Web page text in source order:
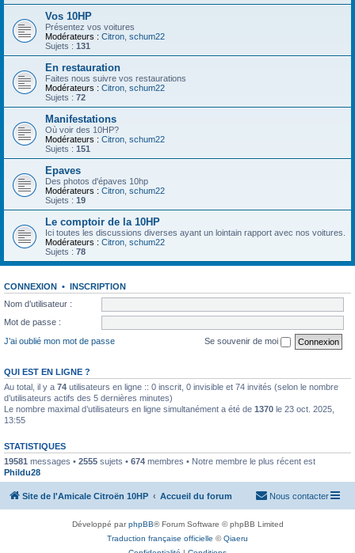
Vos 10HP
Présentez vos voitures
Modérateurs : Citron schum22
Sujets : 131
En restauration
Faites nous suivre vos restaurations
Modérateurs : Citron schum22
Sujets : 72
Manifestations
Où voir des 10HP?
Modérateurs : Citron schum22
Sujets : 151
Epaves
Des photos d'épaves 10hp
Modérateurs : Citron schum22
Sujets : 19
Le comptoir de la 10HP
Ici toutes les discussions diverses ayant un lointain rapport avec nos voitures.
Modérateurs : Citron schum22
Sujets : 78
CONNEXION • INSCRIPTION
Nom d’utilisateur :
Mot de passe :
J’ai oublié mon mot de passe
Se souvenir de moi
QUI EST EN LIGNE ?
Au total, il y a 74 utilisateurs en ligne :: 0 inscrit, 0 invisible et 74 invités (selon le nombre
d’utilisateurs actifs des 5 dernières minutes)
Le nombre maximal d’utilisateurs en ligne simultanément a été de 1370 le 23 oct. 2025,
13:55
STATISTIQUES
19581 messages • 2555 sujets • 674 membres • Notre membre le plus récent est
Phildu28
Site de l'Amicale Citroën 10HP Accueil du forum Nous contacter
Développé parphpBB® Forum Software © phpBB Limited
Traduction française officielle ©Qiaeru